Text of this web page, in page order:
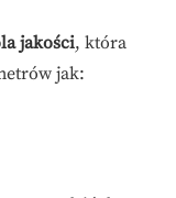
jakości, która
jak: